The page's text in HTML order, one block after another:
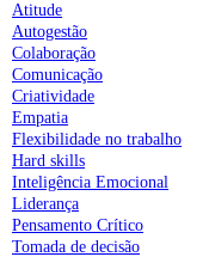
Atitude
Autogestão
Colaboração
Comunicação
Criatividade
Empatia
Flexibilidade no trabalho
Hard skills
Inteligência Emocional
Liderança
Pensamento Crítico
Tomada de decisão